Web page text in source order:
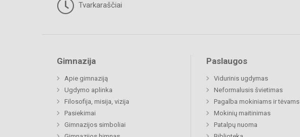
Tvarkaraščiai
Gimnazija
Apie gimnaziją
Ugdymo aplinka
Filosofija, misija, vizija
Pasiekimai
Gimnazijos simboliai
Paslaugos
Vidurinis ugdymas
Neformalusis švietimas
Pagalba mokiniams ir tėvams
Mokinių maitinimas
Patalpų nuoma